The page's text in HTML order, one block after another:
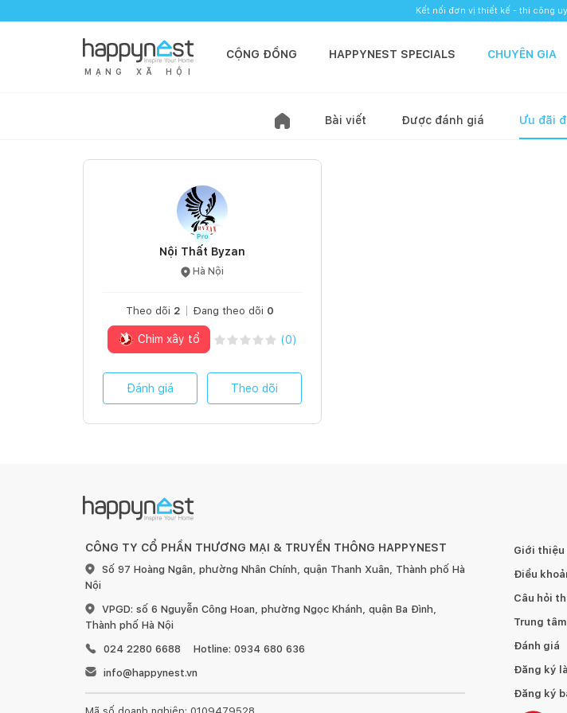
Kết nối đơn vị thiết kế - thi công
M Ạ N G X Ã H Ộ I
CỘNG ĐỒNG HAPPYNEST SPECIALS CHUYÊN GIA
Bài viết Được đánh giá Ưu đãi
Nội Thất Byzan
Hà Nội
Theo dõi 2 Đang theo dõi 0
Chim xây tổ (0)
Đánh giá Theo dõi
CÔNG TY CỔ PHẦN THƯƠNG MẠI & TRUYỀN THÔNG HAPPYNEST
Số 97 Hoàng Ngân, phường Nhân Chính, quận Thanh Xuân, Thành phố Hà
Nội
VPGD: số 6 Nguyễn Công Hoan, phường Ngọc Khánh, quận Ba Đình,
Thành phố Hà Nội
024 2280 6688
Hotline: 0934 680 636
info@happynest.vn
Giới thiệu
Điều
Câu hỏi
Trung
Đánh giá
Đăng ký
Đăng ký